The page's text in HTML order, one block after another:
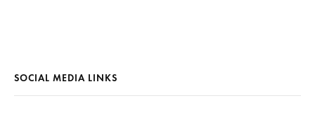
SOCIAL MEDIA LINKS